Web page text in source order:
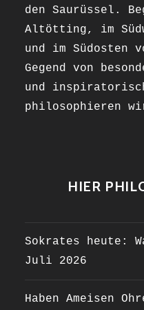
den Saurüssel.
Altötting, im
und im Südosten
Gegend von
und
philosophieren
HIER
Sokrates heute:
Juli 2026
Haben Ameisen